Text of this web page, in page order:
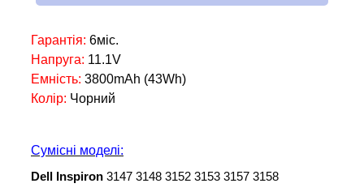
Гарантія: 6міс.
Напруга: 11.1V
Емність: 3800mAh (43Wh)
Колір: Чорний
Сумісні моделі:
Dell Inspiron 3147 3148 3152 3153 3157 3158